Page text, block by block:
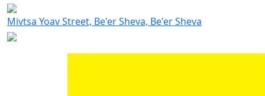
Mivtsa Yoav Street, Be'er Sheva, Be'er Sheva